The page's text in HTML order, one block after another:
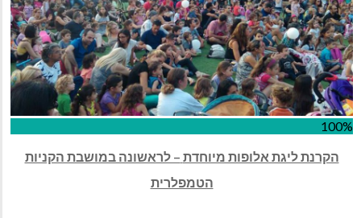
100%
הקרנת ליגת אלופות מיוחדת – לראשונה במושבת הקניות
הטמפלרית